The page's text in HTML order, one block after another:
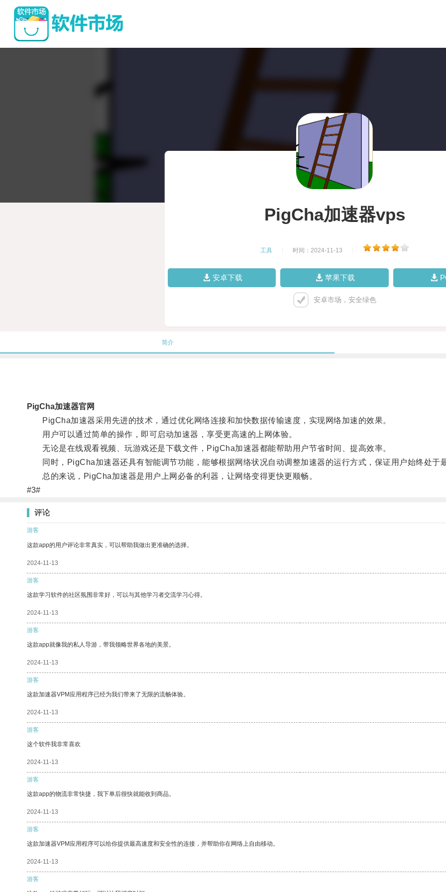
PigCha加速器vps
工具 时间：2024-11-13
安卓下载 苹果下载
安卓市场，安全绿色
简介
PigCha加速器官网
PigCha加速器采用先进的技术，通过优化网络连接和加快数据传输速度，实现网络加速的效果。
用户可以通过简单的操作，即可启动加速器，享受更高速的上网体验。
无论是在线观看视频、玩游戏还是下载文件，PigCha加速器都能帮助用户节省时间、提高效率。
同时，PigCha加速器还具有智能调节功能，能够根据网络状况自动调整加速器的运行方式，保证用户始终处于最
总的来说，PigCha加速器是用户上网必备的利器，让网络变得更快更顺畅。
#3#
评论
游客
这款app的用户评论非常真实，可以帮助我做出更准确的选择。
2024-11-13
游客
这款学习软件的社区氛围非常好，可以与其他学习者交流学习心得。
2024-11-13
游客
这款app就像我的私人导游，带我领略世界各地的美景。
2024-11-13
游客
这款加速器VPM应用程序已经为我们带来了无限的流畅体验。
2024-11-13
游客
这个软件我非常喜欢
2024-11-13
游客
这款app的物流非常快捷，我下单后很快就能收到商品。
2024-11-13
游客
这款加速器VPM应用程序可以给你提供最高速度和安全性的连接，并帮助你在网络上自由移动。
2024-11-13
游客